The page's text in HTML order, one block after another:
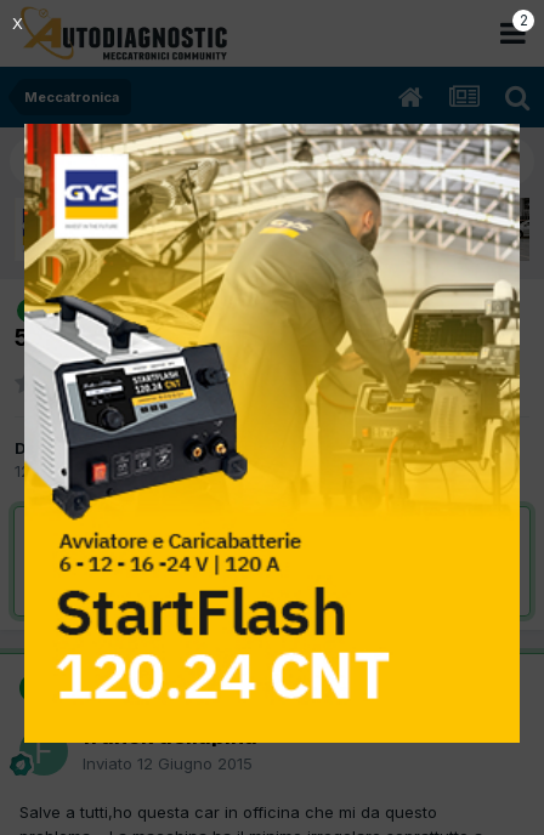
Meccatronica
risolto
[Peugeot 207 05/2012 1360cc KFT
54Kw Bifuel B/Gpl] minimo irregolare
Da franck dellapina
12 Giugno 2015 in Meccatronica
VAI ALLA SOLUZIONE
Risolta da franck dellapina,12 Giugno 2015
SOLUZIONE
Inviato 12 Giugno 2015
Salve a tutti,ho questa car in officina che mi da questo
2
X